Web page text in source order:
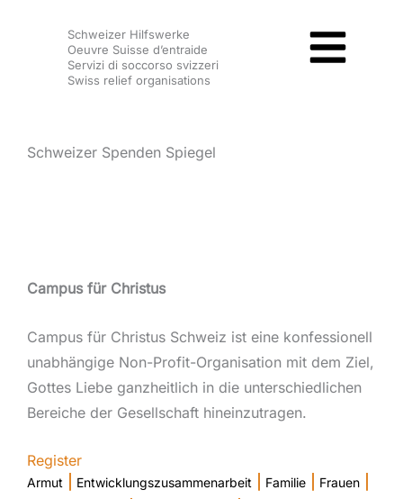
Schweizer Hilfswerke
Oeuvre Suisse d’entraide
Servizi di soccorso svizzeri
Swiss relief organisations
Schweizer Spenden Spiegel
Campus für Christus
Campus für Christus Schweiz ist eine konfessionell
unabhängige Non-Profit-Organisation mit dem Ziel,
Gottes Liebe ganzheitlich in die unterschiedlichen
Bereiche der Gesellschaft hineinzutragen.
Register
Armut Entwicklungszusammenarbeit Familie Frauen